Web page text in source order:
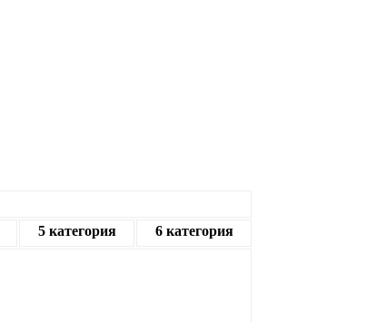
5 категория 6 категория